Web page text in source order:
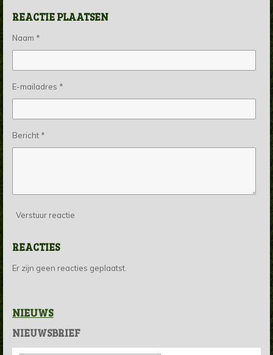
e
n
l
r
e
e
n
REACTIE PLAATSEN
Naam *
E-mailadres *
Bericht *
Verstuur reactie
REACTIES
Er zijn geen reacties geplaatst.
NIEUWS
NIEUWSBRIEF